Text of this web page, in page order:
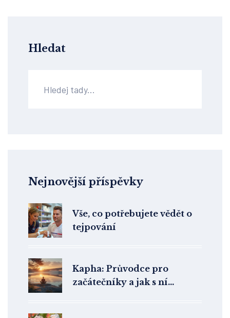
Hledat
Nejnovější příspěvky
Vše, co potřebujete vědět o
tejpování
Kapha: Průvodce pro
začátečníky a jak s ní